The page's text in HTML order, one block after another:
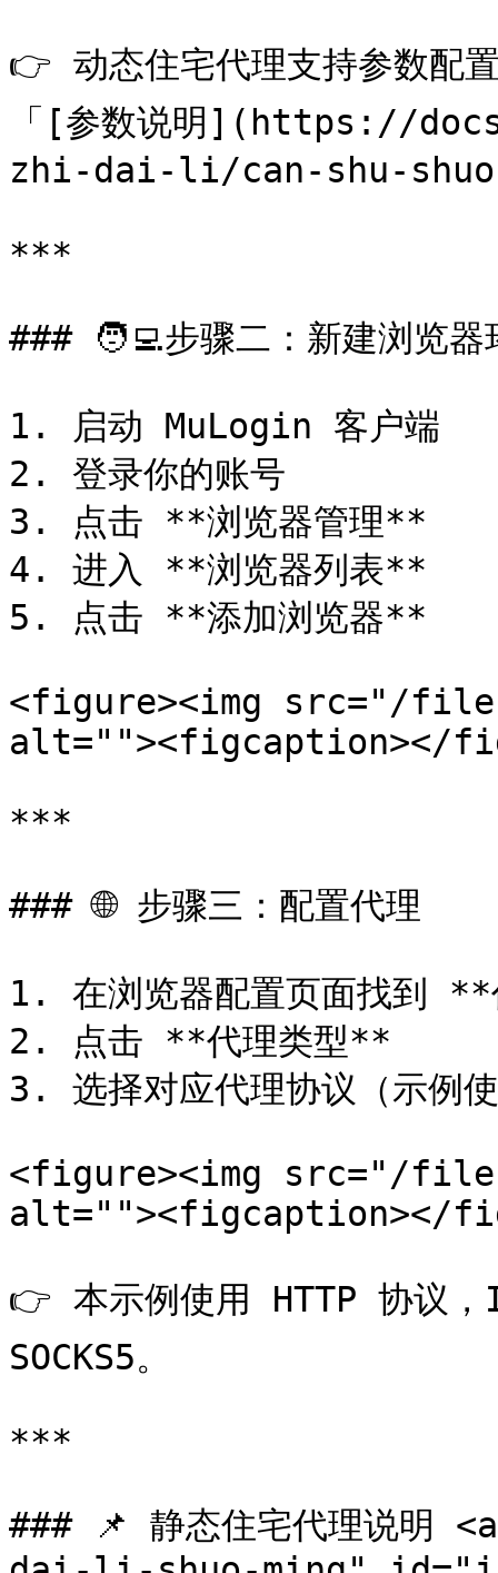
👉 动态住宅代理支持参数
「[参数说明](https://
zhi-dai-li/can-shu-
***
### 🧑‍💻步骤二：新建浏览器
1. 启动 MuLogin 客户端
2. 登录你的账号
3. 点击 **浏览器管理**
4. 进入 **浏览器列表**
5. 点击 **添加浏览器**
<figure><img src="/files/
alt=""><figcaption></
***
### 🌐 步骤三：配置代理
1. 在浏览器配置页面找到
2. 点击 **代理类型**
3. 选择对应代理协议（示例
<figure><img src="/files/
alt=""><figcaption></
👉 本示例使用 HTTP 协议
SOCKS5。
***
### 📌 静态住宅代理说